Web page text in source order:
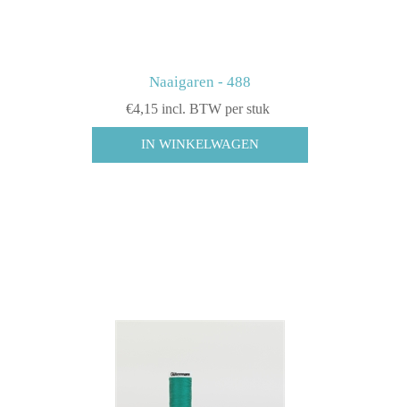
Naaigaren - 488
€4,15 incl. BTW per stuk